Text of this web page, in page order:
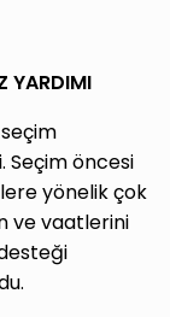
YARDIMI
Seçim öncesi
yönelik çok
ve vaatlerini